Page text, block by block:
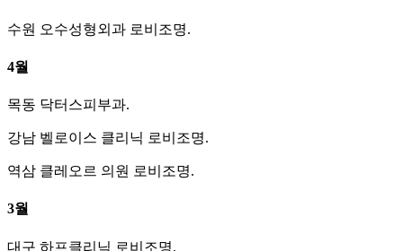
수원 오수성형외과 로비조명.
4월
목동 닥터스피부과.
강남 벨로이스 클리닉 로비조명.
역삼 클레오르 의원 로비조명.
3월
대구 하프클리닉 로비조명.